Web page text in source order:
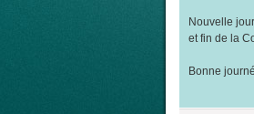
Nouvelle
et fin de la
Bonne